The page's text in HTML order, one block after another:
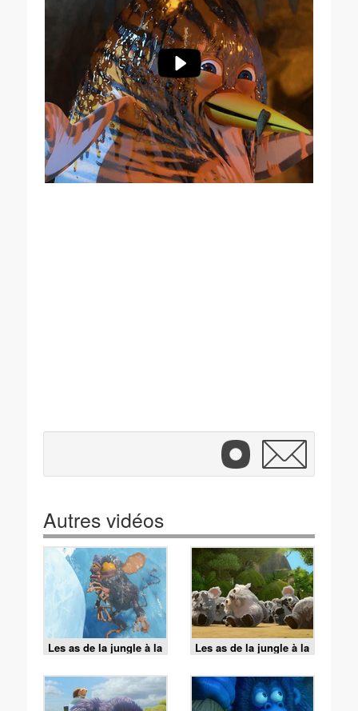
Autres vidéos
Les as de la jungle à la
rescousse - 06/08/2026
Les as de la jungle à la
rescousse - 06/08/2026